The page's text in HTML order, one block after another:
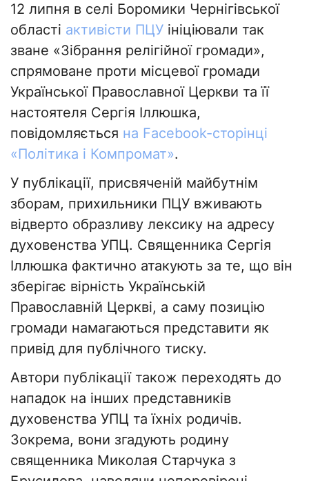
12 липня в селі Боромики Чернігівської
області активісти ПЦУ ініціювали так
зване «Зібрання релігійної громади»,
спрямоване проти місцевої громади
Української Православної Церкви та її
настоятеля Сергія Іллюшка,
повідомляється на Facebook-сторінці
«Політика і Компромат».
У публікації, присвяченій майбутнім
зборам, прихильники ПЦУ вживають
відверто образливу лексику на адресу
духовенства УПЦ. Священника Сергія
Іллюшка фактично атакують за те, що він
зберігає вірність Українській
Православній Церкві, а саму позицію
громади намагаються представити як
привід для публічного тиску.
Автори публікації також переходять до
нападок на інших представників
духовенства УПЦ та їхніх родичів.
Зокрема, вони згадують родину
священника Миколая Старчука з